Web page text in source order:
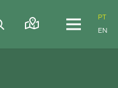
PT
EN